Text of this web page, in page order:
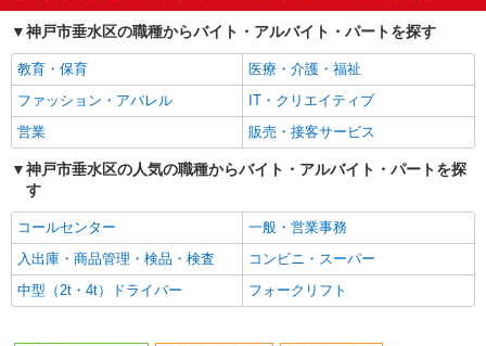
経験者・有資格者歓迎
新卒・第二新卒歓迎
女性活躍中
主婦・主夫歓迎
フリーター歓迎
学歴不問
ブランクOK
ミドル（40代～）活躍中
エルダー（50代～）活躍中
シニア（60代～）活躍中
高収入・高額
ボーナス・賞与あり
昇給あり
フルタイム歓迎
禁煙・分煙
駅直結・駅チカ
車通勤OK
バイク通勤OK
自転車通勤OK
神戸市垂水区の職種からバイト・アルバイト・パートを探す
教育・保育
医療・介護・福祉
ファッション・アパレル
IT・クリエイティブ
営業
販売・接客サービス
神戸市垂水区の人気の職種からバイト・アルバイト・パートを探
す
コールセンター
一般・営業事務
入出庫・商品管理・検品・検査
コンビニ・スーパー
中型（2t・4t）ドライバー
フォークリフト